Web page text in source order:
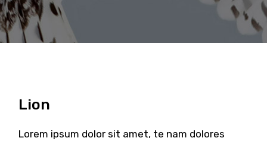
Lion
Lorem ipsum dolor sit amet, te nam dolores